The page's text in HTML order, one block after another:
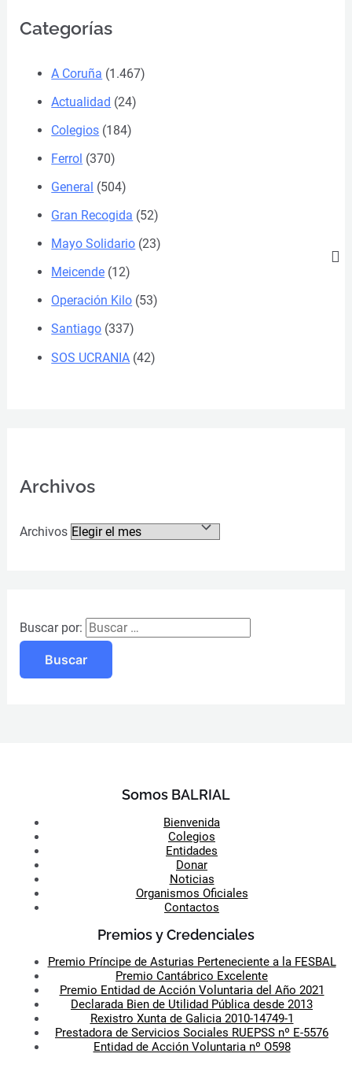
Categorías
A Coruña (1.467)
Actualidad (24)
Colegios (184)
Ferrol (370)
General (504)
Gran Recogida (52)
Mayo Solidario (23)
Meicende (12)
Operación Kilo (53)
Santiago (337)
SOS UCRANIA (42)
Archivos
Archivos
Buscar por:
Somos BALRIAL
Bienvenida
Colegios
Entidades
Donar
Noticias
Organismos Oficiales
Contactos
Premios y Credenciales
Premio Príncipe de Asturias Perteneciente a la FESBAL
Premio Cantábrico Excelente
Premio Entidad de Acción Voluntaria del Año 2021
Declarada Bien de Utilidad Pública desde 2013
Rexistro Xunta de Galicia 2010-14749-1
Prestadora de Servicios Sociales RUEPSS nº E-5576
Entidad de Acción Voluntaria nº O598